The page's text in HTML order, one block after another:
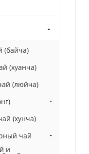
(байча)
(хуанча)
(люйча)
(хунча)
чай
и